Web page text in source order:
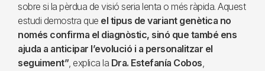
sobre si la pèrdua de visió seria lenta o més ràpida. Aquest
estudi demostra que el tipus de variant genètica no
només confirma el diagnòstic, sinó que també ens
ajuda a anticipar l’evolució i a personalitzar el
seguiment”, explica la Dra. Estefanía Cobos,